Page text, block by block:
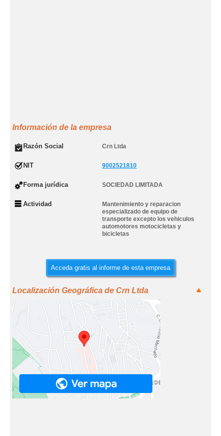
Información de la empresa
Razón Social Crn Ltda
NIT 9002521810
Forma jurídica SOCIEDAD LIMITADA
Actividad
Mantenimiento y reparacion
especializado de equipo de
transporte excepto los vehiculos
automotores motocicletas y
bicicletas
Acceda gratis al informe de esta empresa
Localización Geográfica de Crn Ltda